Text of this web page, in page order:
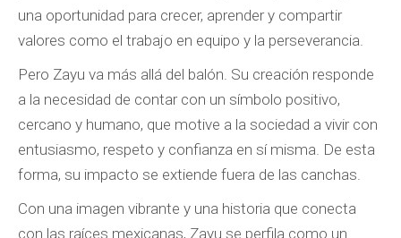
una oportunidad para crecer, aprender y compartir
valores como el trabajo en equipo y la perseverancia.
Pero Zayu va más allá del balón. Su creación responde
a la necesidad de contar con un símbolo positivo,
cercano y humano, que motive a la sociedad a vivir con
entusiasmo, respeto y confianza en sí misma. De esta
forma, su impacto se extiende fuera de las canchas.
Con una imagen vibrante y una historia que conecta
con las raíces mexicanas, Zayu se perfila como un